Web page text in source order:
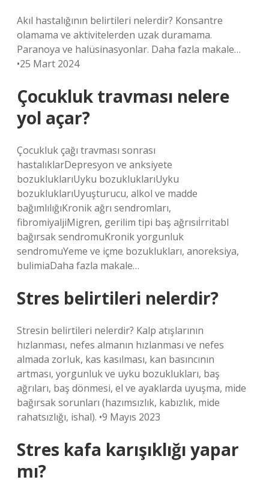
Akıl hastalığının belirtileri nelerdir? Konsantre
olamama ve aktivitelerden uzak duramama.
Paranoya ve halüsinasyonlar. Daha fazla makale…
•25 Mart 2024
Çocukluk travması nelere
yol açar?
Çocukluk çağı travması sonrası
hastalıklarDepresyon ve anksiyete
bozukluklarıUyku bozukluklarıUyku
bozukluklarıUyuşturucu, alkol ve madde
bağımlılığıKronik ağrı sendromları,
fibromiyaljiMigren, gerilim tipi baş ağrısıİrritabl
bağırsak sendromuKronik yorgunluk
sendromuYeme ve içme bozuklukları, anoreksiya,
bulimiaDaha fazla makale…
Stres belirtileri nelerdir?
Stresin belirtileri nelerdir? Kalp atışlarının
hızlanması, nefes almanın hızlanması ve nefes
almada zorluk, kas kasılması, kan basıncının
artması, yorgunluk ve uyku bozuklukları, baş
ağrıları, baş dönmesi, el ve ayaklarda uyuşma, mide
bağırsak sorunları (hazımsızlık, kabızlık, mide
rahatsızlığı, ishal). •9 Mayıs 2023
Stres kafa karışıklığı yapar
mı?